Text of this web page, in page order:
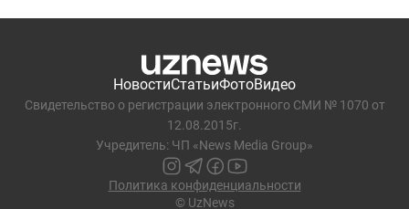
НовостиСтатьиФотоВидео
Свидетельство о регистрации электронного СМИ № 1070 от
12.08.2015г.
Учредитель: ЧП «News Media Group»
Политика конфиденциальности
© UzNews